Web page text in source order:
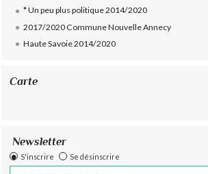
* Un peu plus politique 2014/2020
2017/2020 Commune Nouvelle Annecy
Haute Savoie 2014/2020
Carte
Newsletter
S'inscrire Se désinscrire